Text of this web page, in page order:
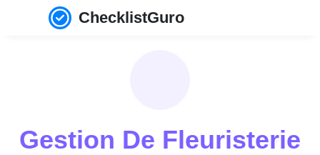
ChecklistGuro
Gestion De Fleuristerie